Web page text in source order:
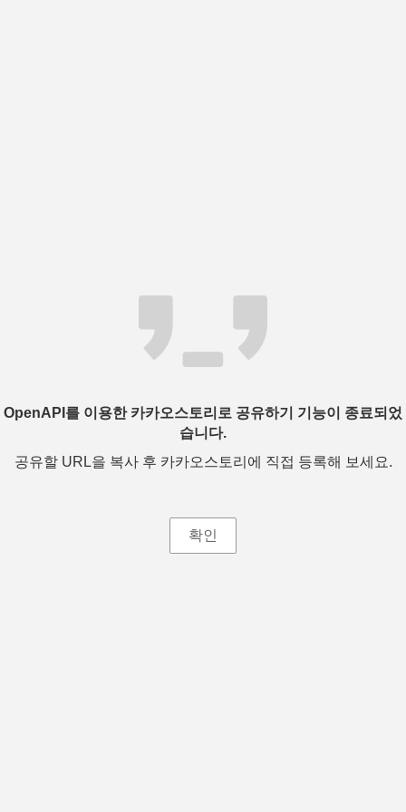
OpenAPI를 이용한 카카오스토리로 공유하기 기능이 종료되었
습니다.
공유할 URL을 복사 후 카카오스토리에 직접 등록해 보세요.
확인